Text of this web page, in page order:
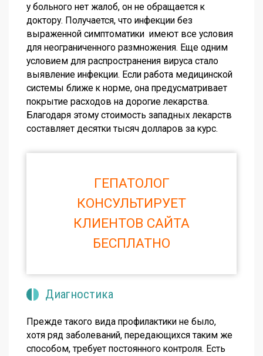
у больного нет жалоб, он не обращается к
доктору. Получается, что инфекции без
выраженной симптоматики имеют все условия
для неограниченного размножения. Еще одним
условием для распространения вируса стало
выявление инфекции. Если работа медицинской
системы ближе к норме, она предусматривает
покрытие расходов на дорогие лекарства.
Благодаря этому стоимость западных лекарств
составляет десятки тысяч долларов за курс.
ГЕПАТОЛОГ
КОНСУЛЬТИРУЕТ
КЛИЕНТОВ САЙТА
БЕСПЛАТНО
Диагностика
Прежде такого вида профилактики не было,
хотя ряд заболеваний, передающихся таким же
способом, требует постоянного контроля. Есть